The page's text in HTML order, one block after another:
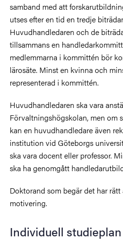
samband med att
utses efter en tid en tredje
Huvudhandledaren och de
tillsammans en
medlemmarna i kommittén bör
lärosäte. Minst en kvinna och
representerad i kommittén.
Huvudhandledaren ska vara
Förvaltningshögskolan, men om
kan en huvudhandledare även
institution vid Göteborgs
ska vara docent eller professor.
ska ha genomgått
Doktorand som begär det har
motivering.
Individuell studieplan